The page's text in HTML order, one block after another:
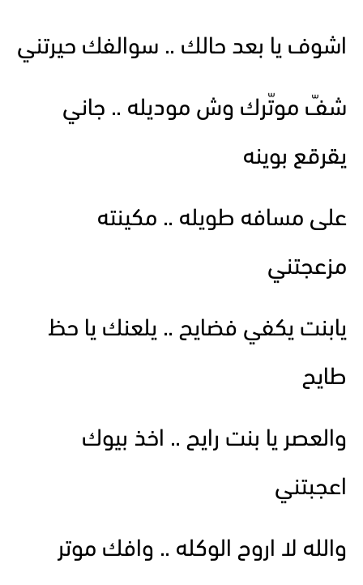
اشوف يا بعد حالك .. سوالفك حيرتني
شفّ موتّرك وش موديله .. جاني
يقرقع بوينه
على مسافه طويله .. مكينته
مزعجتني
يابنت يكفي فضايح .. يلعنك يا حظ
طايح
والعصر يا بنت رايح .. اخذ بيوك
اعجبتني
والله لا اروح الوكله .. وافك موتر